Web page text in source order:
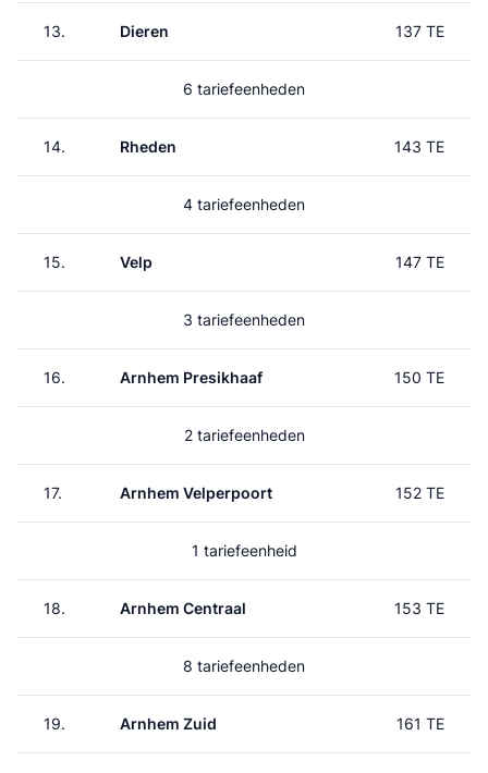
13. Dieren 137 TE
6 tariefeenheden
14. Rheden 143 TE
4 tariefeenheden
15. Velp 147 TE
3 tariefeenheden
16. Arnhem Presikhaaf 150 TE
2 tariefeenheden
17. Arnhem Velperpoort 152 TE
1 tariefeenheid
18. Arnhem Centraal 153 TE
8 tariefeenheden
19. Arnhem Zuid 161 TE